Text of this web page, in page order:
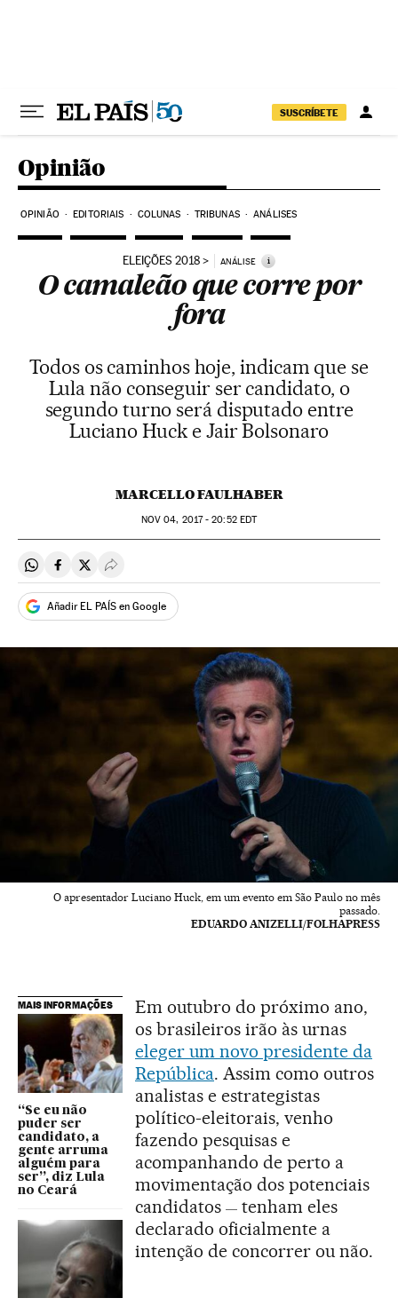
SUSCRÍBETE
Opinião
OPINIÃO EDITORIAIS COLUNAS TRIBUNAS ANÁLISES
ELEIÇÕES 2018 ANÁLISE i
O camaleão que corre por
fora
Todos os caminhos hoje, indicam que se
Lula não conseguir ser candidato, o
segundo turno será disputado entre
Luciano Huck e Jair Bolsonaro
MARCELLO FAULHABER
NOV 04, 2017 - 20:52EDT
Compartir en Whatsapp
Compartir en Facebook
Compartir en Twitter
Desplegar Redes Sociales
Añadir EL PAÍS en Google
O apresentador Luciano Huck, em um evento em São Paulo no mês
passado.
EDUARDO ANIZELLI/FOLHAPRESS
MAIS INFORMAÇÕES
“Se eu não
puder ser
candidato, a
gente arruma
alguém para
ser”, diz Lula
no Ceará
Em outubro do próximo ano,
os brasileiros irão às urnas
eleger um novo presidente da
República. Assim como outros
analistas e estrategistas
político-eleitorais, venho
fazendo pesquisas e
acompanhando de perto a
movimentação dos potenciais
candidatos — tenham eles
declarado oficialmente a
intenção de concorrer ou não.